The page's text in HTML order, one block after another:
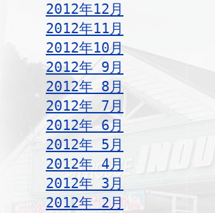
2012年12月
2012年11月
2012年10月
2012年 9月
2012年 8月
2012年 7月
2012年 6月
2012年 5月
2012年 4月
2012年 3月
2012年 2月